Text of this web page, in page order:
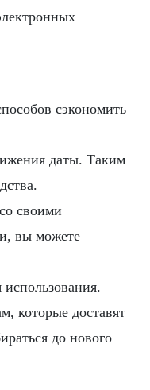
сэкономить
даты. Таким
своими
вы можете
которые доставят
до нового